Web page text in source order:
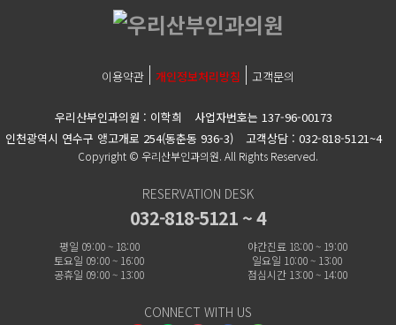
이용약관 개인정보처리방침 고객문의
우리산부인과의원 : 이학희
사업자번호는 137-96-00173
인천광역시 연수구 앵고개로 254(동춘동 936-3)
고객상담 : 032-818-5121~4
Copyright © 우리산부인과의원. All Rights Reserved.
RESERVATION DESK
032-818-5121 ~ 4
평일 09:00 ~ 18:00
야간진료 18:00 ~ 19:00
토요일 09:00 ~ 16:00
일요일 10:00 ~ 13:00
공휴일 09:00 ~ 13:00
점심시간 13:00 ~ 14:00
CONNECT WITH US